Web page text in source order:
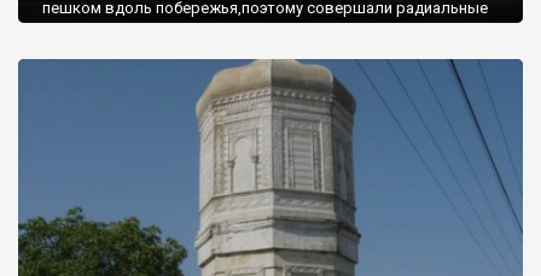
пешком вдоль побережья,поэтому совершали радиальные